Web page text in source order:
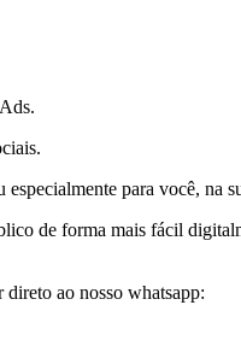
para você, na
de forma mais fácil
direto ao nosso whatsapp: